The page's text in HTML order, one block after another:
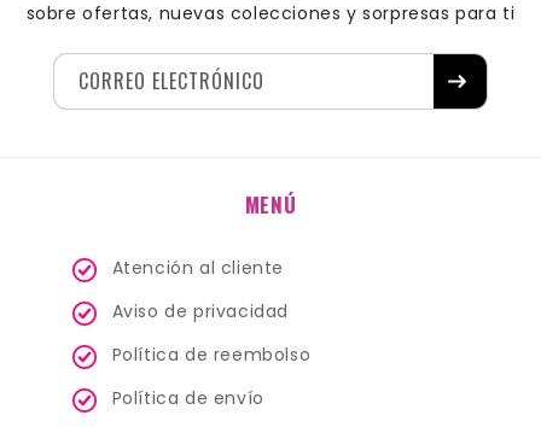
sobre ofertas, nuevas colecciones y sorpresas para ti
CORREO ELECTRÓNICO
MENÚ
Atención al cliente
Aviso de privacidad
Política de reembolso
Política de envío